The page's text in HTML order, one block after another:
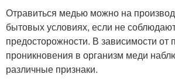
Отравиться медью можно на
бытовых условиях, если не
предосторожности. В зависимости от
проникновения в организм меди
различные признаки.